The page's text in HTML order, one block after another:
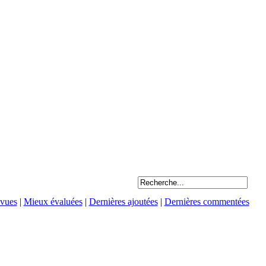
| Mieux évaluées| Dernières ajoutées| Dernières commentées